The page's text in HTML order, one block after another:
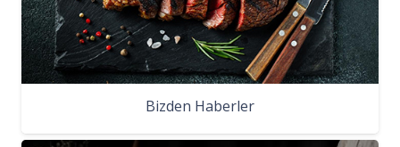
Bizden Haberler